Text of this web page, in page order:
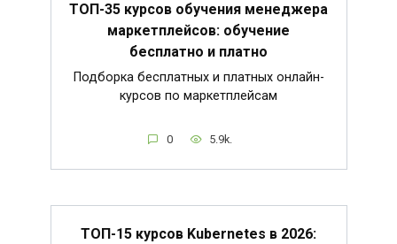
ТОП-35 курсов обучения менеджера
маркетплейсов: обучение
бесплатно и платно
Подборка бесплатных и платных онлайн-
курсов по маркетплейсам
0 5.9k.
ТОП-15 курсов Kubernetes в 2026: